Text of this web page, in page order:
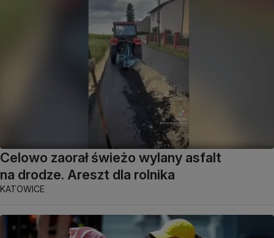
Celowo zaorał świeżo wylany asfalt
na drodze. Areszt dla rolnika
KATOWICE